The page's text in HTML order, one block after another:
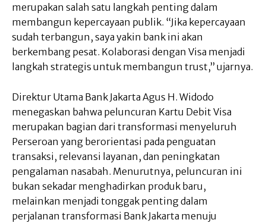
merupakan salah satu langkah penting dalam
membangun kepercayaan publik. “Jika kepercayaan
sudah terbangun, saya yakin bank ini akan
berkembang pesat. Kolaborasi dengan Visa menjadi
langkah strategis untuk membangun trust,” ujarnya.
Direktur Utama Bank Jakarta Agus H. Widodo
menegaskan bahwa peluncuran Kartu Debit Visa
merupakan bagian dari transformasi menyeluruh
Perseroan yang berorientasi pada penguatan
transaksi, relevansi layanan, dan peningkatan
pengalaman nasabah. Menurutnya, peluncuran ini
bukan sekadar menghadirkan produk baru,
melainkan menjadi tonggak penting dalam
perjalanan transformasi Bank Jakarta menuju